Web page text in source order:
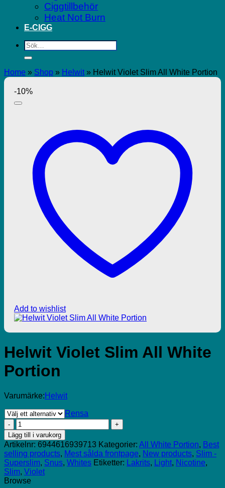
Ciggtillbehör
Heat Not Burn
E-CIGG
Sök
efter:
Home » Shop » Helwit » Helwit Violet Slim All White Portion
-10%
Add to wishlist
Helwit Violet Slim All White
Portion
Varumärke: Helwit
Rensa
Helwit
Violet
Slim
All
White
Portion
mängd
Lägg till i varukorg
Artikelnr: 6944616939713 Kategorier: All White Portion, Best
selling products, Mest sålda frontpage, New products, Slim -
Superslim, Snus, Whites Etiketter: Lakrits, Light, Nicotine,
Slim, Violet
Browse